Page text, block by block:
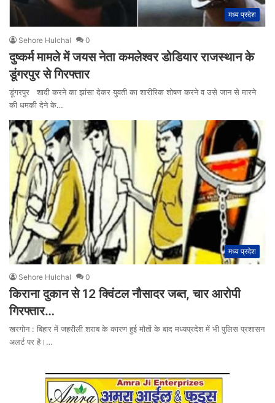
मध्य प्रदेश
Sehore Hulchal 0
दुष्कर्म मामले में जयस नेता कमलेश्वर डोडियार राजस्थान के
डूंगरपुर से गिरफ्तार
डूंगरपुर शादी करने का झांसा देकर युवती का शारीरिक शोषण करने व उसे जान से मारने
की धमकी देने के…
मध्य प्रदेश
Sehore Hulchal 0
किराना दुकान से 12 क्विंटल नौसादर जब्त, चार आरोपी
गिरफ्तार…
खरगोन : बिहार में जहरीली शराब के कारण हुई मौतों के बाद मध्यप्रदेश में भी पुलिस प्रशासन
अलर्ट पर है।…